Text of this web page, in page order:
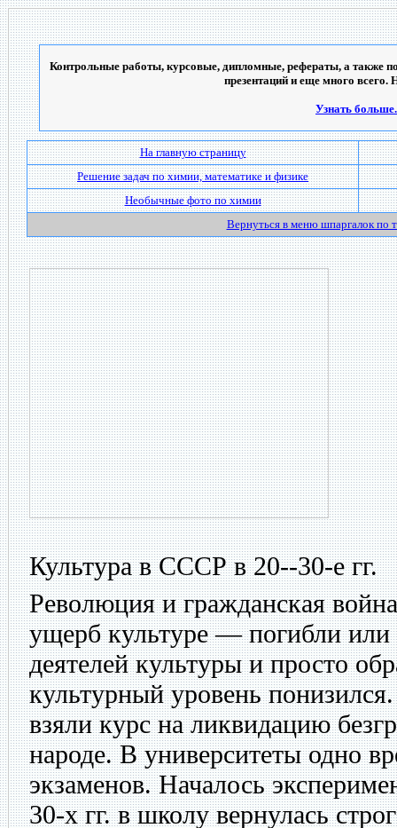
Контрольные работы, курсовые, дипломные, рефераты, а также
презентаций и еще много всего.
Узнать
На главную страницу
Решение задач по химии, математике и физике
Необычные фото по химии
Вернуться в меню шпаргалок по
Культура в СССР в 20--30-е гг.
Революция и гражданская
ущерб культуре — погибли или
деятелей культуры и просто
культурный уровень
взяли курс на ликвидацию
народе. В университеты одно
экзаменов. Началось
30-х гг. в школу вернулась